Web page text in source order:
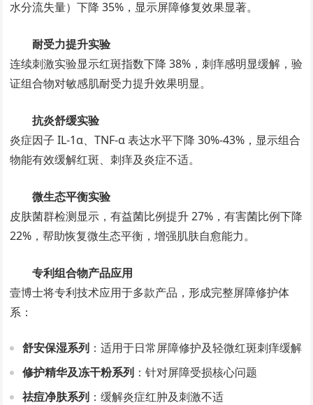
水分流失量）下降 35%，显示屏障修复效果显著。
耐受力提升实验
连续刺激实验显示红斑指数下降 38%，刺痒感明显缓解，验
证组合物对敏感肌耐受力提升效果明显。
抗炎舒缓实验
炎症因子 IL-1α、TNF-α 表达水平下降 30%-43%，显示组合
物能有效缓解红斑、刺痒及炎症不适。
微生态平衡实验
皮肤菌群检测显示，有益菌比例提升 27%，有害菌比例下降
22%，帮助恢复微生态平衡，增强肌肤自愈能力。
专利组合物产品应用
壹博士将专利技术应用于多款产品，形成完整屏障修护体
系：
舒安保湿系列 ：适用于日常屏障修护及轻微红斑刺痒缓解
修护精华及冻干粉系列 ：针对屏障受损核心问题
祛痘净肤系列 ：缓解炎症红肿及刺激不适